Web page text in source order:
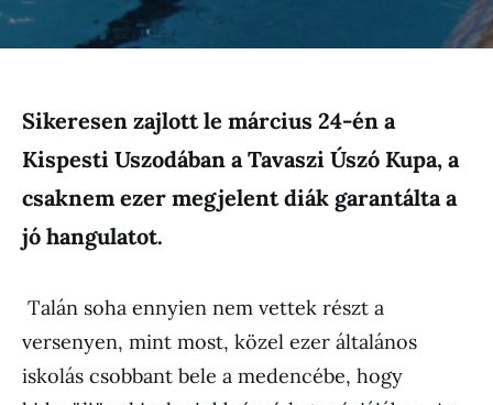
Sikeresen zajlott le március 24-én a
Kispesti Uszodában a Tavaszi Úszó Kupa, a
csaknem ezer megjelent diák garantálta a
jó hangulatot.
Talán soha ennyien nem vettek részt a
versenyen, mint most, közel ezer általános
iskolás csobbant bele a medencébe, hogy